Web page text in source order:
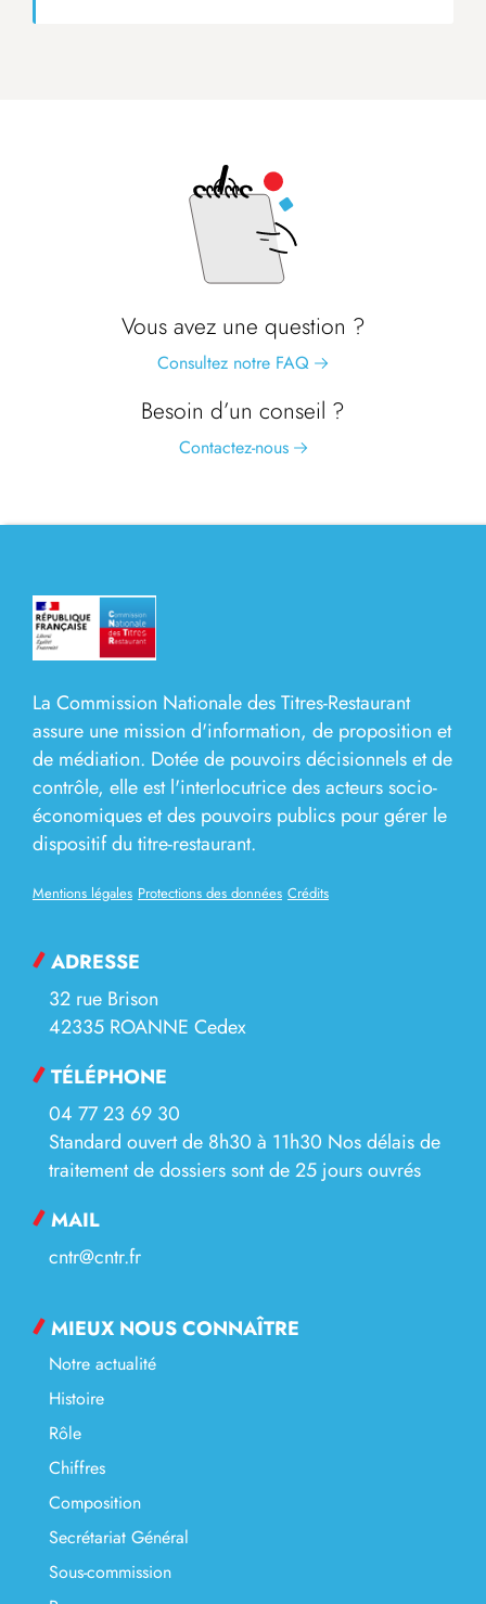
Vous avez une question ?
Consultez notre FAQ
Besoin d’un conseil ?
Contactez-nous
La Commission Nationale des Titres-Restaurant
assure une mission d'information, de proposition et
de médiation. Dotée de pouvoirs décisionnels et de
contrôle, elle est l'interlocutrice des acteurs socio-
économiques et des pouvoirs publics pour gérer le
dispositif du titre-restaurant.
Mentions légales Protections des données Crédits
ADRESSE
32 rue Brison
42335 ROANNE Cedex
TÉLÉPHONE
04 77 23 69 30
Standard ouvert de 8h30 à 11h30 Nos délais de
traitement de dossiers sont de 25 jours ouvrés
MAIL
cntr@cntr.fr
MIEUX NOUS CONNAÎTRE
Notre actualité
Histoire
Rôle
Chiffres
Composition
Secrétariat Général
Sous-commission